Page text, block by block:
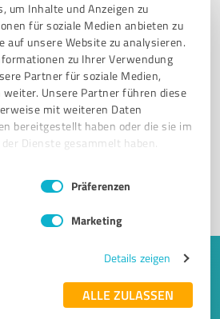
um Inhalte und Anzeigen zu
für soziale Medien anbieten zu
auf unsere Website zu analysieren.
zu Ihrer Verwendung
Partner für soziale Medien,
weiter. Unsere Partner führen diese
mit weiteren Daten
bereitgestellt haben oder die sie im
Dienste gesammelt haben.
Präferenzen
Marketing
Details zeigen
ALLE ZULASSEN
hier gelistet werden?
und werden Sie ein von
Recherchen und E-
empfangen!